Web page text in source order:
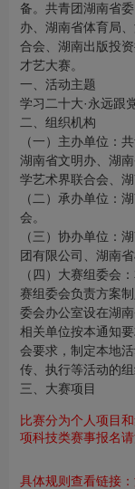
备。共青团湖南省
办、湖南省体育局
合会、湖南出版投
才艺大赛。
一、活动主题
学习二十大·永远跟
二、组织机构
（一）主办单位：
湖南省文明办、湖
学艺术界联合会、
（二）承办单位：
会。
（三）协办单位：
团有限公司、湖南
（四）大赛组委会
赛组委会负责方案
委会办公室设在湖
相关单位按本通知
会要求，制定本地
传、执行等活动的组
三、大赛项目
比赛分为个人项目
项科技类赛事报名
具体规则查看链接